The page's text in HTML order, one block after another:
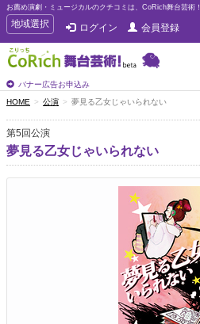
お薦め演劇・ミュージカルのクチコミは、CoRich舞台芸術！
T
o
g
g
e
n
a
v
i
g
地域選択 ログイン 会員登録
バナー広告お申込み
HOME 公演 夢見る乙女じゃいられない
第5回公演
夢見る乙女じゃいられない